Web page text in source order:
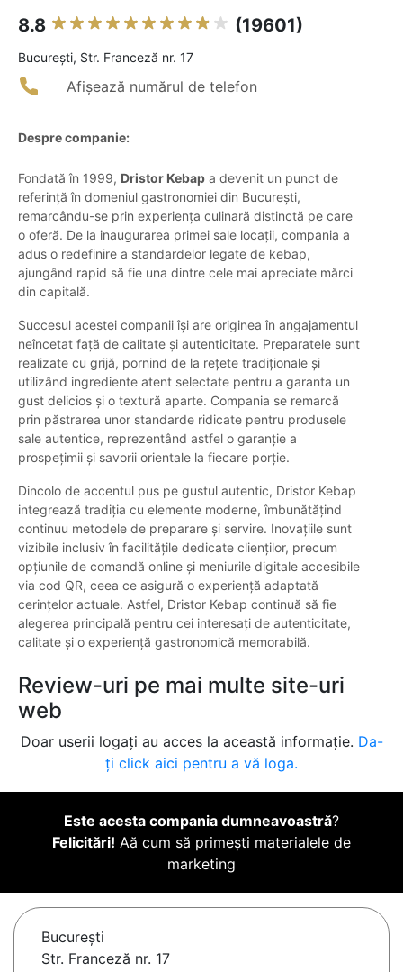
8.8 (19601)
Bucureşti, Str. Franceză nr. 17
Afișează numărul de telefon
Despre companie:
Fondată în 1999, Dristor Kebap a devenit un punct de
referință în domeniul gastronomiei din București,
remarcându-se prin experiența culinară distinctă pe care
o oferă. De la inaugurarea primei sale locații, compania a
adus o redefinire a standardelor legate de kebap,
ajungând rapid să fie una dintre cele mai apreciate mărci
din capitală.
Succesul acestei companii își are originea în angajamentul
neîncetat față de calitate și autenticitate. Preparatele sunt
realizate cu grijă, pornind de la rețete tradiționale și
utilizând ingrediente atent selectate pentru a garanta un
gust delicios și o textură aparte. Compania se remarcă
prin păstrarea unor standarde ridicate pentru produsele
sale autentice, reprezentând astfel o garanție a
prospețimii și savorii orientale la fiecare porție.
Dincolo de accentul pus pe gustul autentic, Dristor Kebap
integrează tradiția cu elemente moderne, îmbunătățind
continuu metodele de preparare și servire. Inovațiile sunt
vizibile inclusiv în facilitățile dedicate clienților, precum
opțiunile de comandă online și meniurile digitale accesibile
via cod QR, ceea ce asigură o experiență adaptată
cerințelor actuale. Astfel, Dristor Kebap continuă să fie
alegerea principală pentru cei interesați de autenticitate,
calitate și o experiență gastronomică memorabilă.
Review-uri pe mai multe site-uri
web
Doar userii logați au acces la această informație. Da-
ți click aici pentru a vă loga.
Este acesta compania dumneavoastră?
Felicitări! Aă cum să primești materialele de
marketing
Bucureşti
Str. Franceză nr. 17